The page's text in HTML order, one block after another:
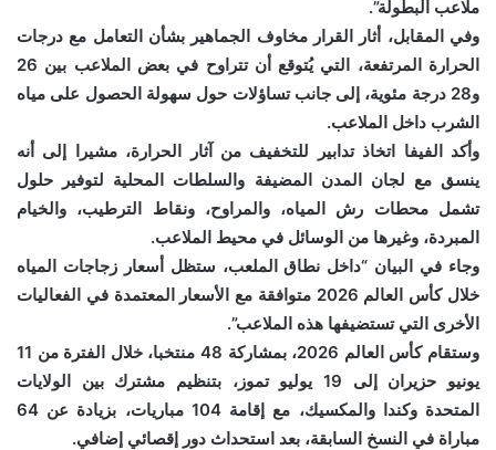
ملاعب البطولة”.
وفي المقابل، أثار القرار مخاوف الجماهير بشأن التعامل مع درجات
الحرارة المرتفعة، التي يُتوقع أن تتراوح في بعض الملاعب بين 26
و28 درجة مئوية، إلى جانب تساؤلات حول سهولة الحصول على مياه
الشرب داخل الملاعب.
وأكد الفيفا اتخاذ تدابير للتخفيف من آثار الحرارة، مشيرا إلى أنه
ينسق مع لجان المدن المضيفة والسلطات المحلية لتوفير حلول
تشمل محطات رش المياه، والمراوح، ونقاط الترطيب، والخيام
المبردة، وغيرها من الوسائل في محيط الملاعب.
وجاء في البيان “داخل نطاق الملعب، ستظل أسعار زجاجات المياه
خلال كأس العالم 2026 متوافقة مع الأسعار المعتمدة في الفعاليات
الأخرى التي تستضيفها هذه الملاعب”.
وستقام كأس العالم 2026، بمشاركة 48 منتخبا، خلال الفترة من 11
يونيو حزيران إلى 19 يوليو تموز، بتنظيم مشترك بين الولايات
المتحدة وكندا والمكسيك، مع إقامة 104 مباريات، بزيادة عن 64
مباراة في النسخ السابقة، بعد استحداث دور إقصائي إضافي.